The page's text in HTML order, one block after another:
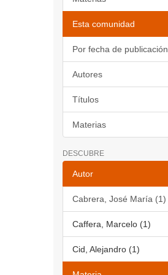
Esta comunidad
Por fecha de publicación
Autores
Títulos
Materias
DESCUBRE
Autor
Cabrera, José María (1)
Caffera, Marcelo (1)
Cid, Alejandro (1)